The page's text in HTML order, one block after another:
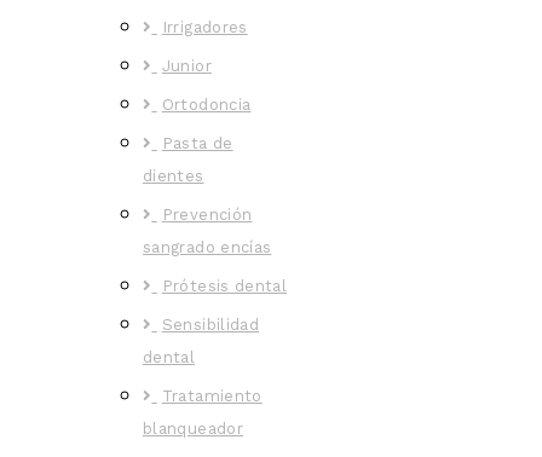
Irrigadores
Junior
Ortodoncia
Pasta de
dientes
Prevención
sangrado encías
Prótesis dental
Sensibilidad
dental
Tratamiento
blanqueador